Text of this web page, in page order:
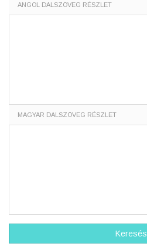
ANGOL DALSZÖVEG RÉSZLET
MAGYAR DALSZÖVEG RÉSZLET
Keresés